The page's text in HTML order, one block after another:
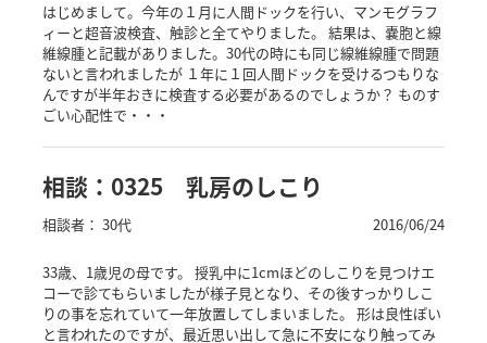
はじめまして。今年の１月に人間ドックを行い、マンモグラフ
ィーと超音波検査、触診と全てやりました。 結果は、嚢胞と線
維線腫と記載がありました。30代の時にも同じ線維線腫で問題
ないと言われましたが １年に１回人間ドックを受けるつもりな
んですが半年おきに検査する必要があるのでしょうか？ ものす
ごい心配性で・・・
相談：0325 乳房のしこり
相談者： 30代 2016/06/24
33歳、1歳児の母です。 授乳中に1cmほどのしこりを見つけエ
コーで診てもらいましたが様子見となり、その後すっかりしこ
りの事を忘れていて一年放置してしまいました。 形は良性ぽい
と言われたのですが、最近思い出して急に不安になり触ってみ